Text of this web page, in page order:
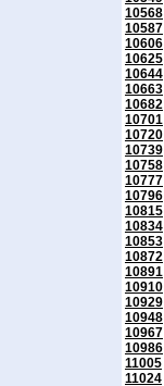
10568
10587
10606
10625
10644
10663
10682
10701
10720
10739
10758
10777
10796
10815
10834
10853
10872
10891
10910
10929
10948
10967
10986
11005
11024